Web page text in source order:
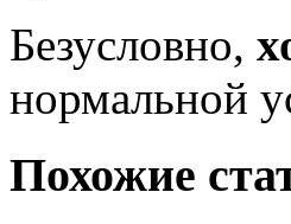
Безусловно,
нормальной
Похожие